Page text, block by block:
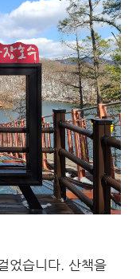
었습니다. 산책을